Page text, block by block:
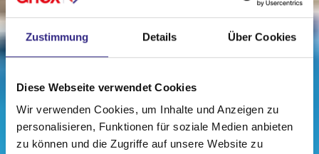
Zustimmung Details Über Cookies
Diese Webseite verwendet Cookies
Wir verwenden Cookies, um Inhalte und Anzeigen zu
personalisieren, Funktionen für soziale Medien anbieten
zu können und die Zugriffe auf unsere Website zu